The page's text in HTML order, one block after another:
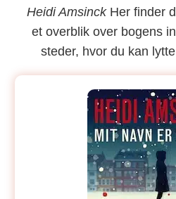
Heidi AmsinckHer finder
et overblik over bogens
steder, hvor du kan